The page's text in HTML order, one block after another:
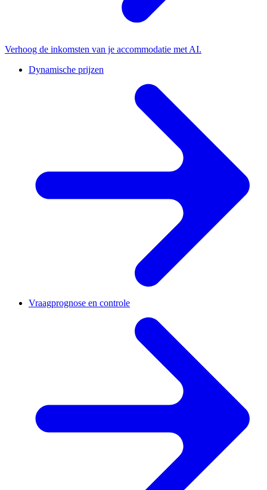
Verhoog de inkomsten van je accommodatie met AI.
Dynamische prijzen
Vraagprognose en controle